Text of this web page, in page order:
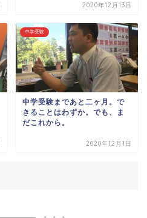
2020年12月13日
中学受験
中学受験まであと二ヶ月。で
きることはわずか。でも、ま
だこれから。
2020年12月1日